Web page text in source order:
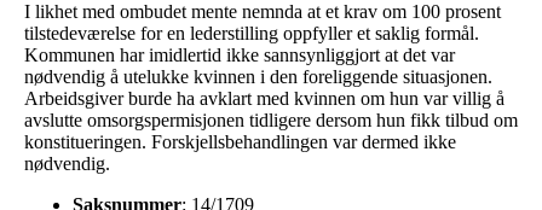
I likhet med ombudet mente nemnda at et krav om 100 prosent
tilstedeværelse for en lederstilling oppfyller et saklig formål.
Kommunen har imidlertid ikke sannsynliggjort at det var
nødvendig å utelukke kvinnen i den foreliggende situasjonen.
Arbeidsgiver burde ha avklart med kvinnen om hun var villig å
avslutte omsorgspermisjonen tidligere dersom hun fikk tilbud om
konstitueringen. Forskjellsbehandlingen var dermed ikke
nødvendig.
Saksnummer: 14/1709